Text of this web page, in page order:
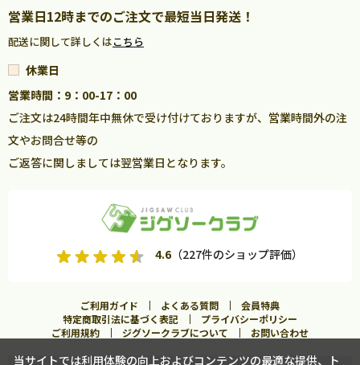
営業日12時までのご注文で最短当日発送！
配送に関して詳しくはこちら
休業日
営業時間：9：00-17：00
ご注文は24時間年中無休で受け付けておりますが、営業時間外の注
文やお問合せ等の
ご返答に関しましては翌営業日となります。
4.6（227件のショップ評価）
ご利用ガイド よくある質問
会員特典
特定商取引法に基づく表記
プライバシーポリシー
ご利用規約
ジグソークラブについて お問い合わせ
当サイトでは利用体験の向上およびコンテンツの最適な提供、ト